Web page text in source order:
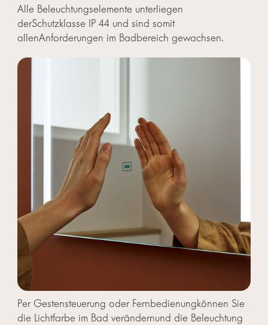
Alle Beleuchtungselemente unterliegen
derSchutzklasse IP 44 und sind somit
allenAnforderungen im Badbereich gewachsen.
Per Gestensteuerung oder Fernbedienungkönnen Sie
die Lichtfarbe im Bad verändernund die Beleuchtung